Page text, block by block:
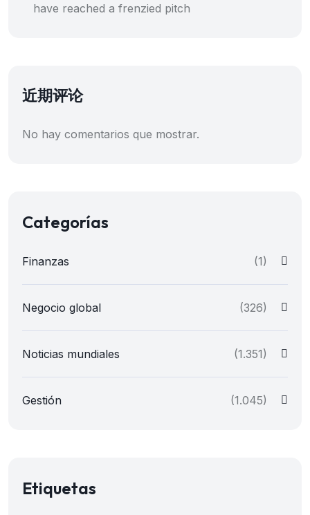
have reached a frenzied pitch
近期评论
No hay comentarios que mostrar.
Categorías
Finanzas (1)
Negocio global (326)
Noticias mundiales (1.351)
Gestión (1.045)
Etiquetas